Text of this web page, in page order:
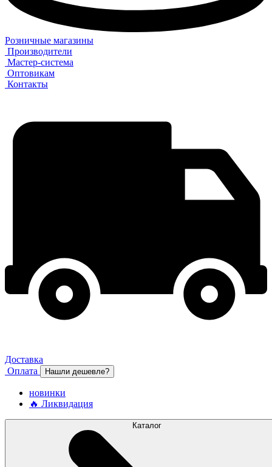
Розничные магазины
Производители
Мастер-система
Оптовикам
Контакты
Доставка
Оплата
Нашли дешевле?
новинки
🔥 Ликвидация
Каталог